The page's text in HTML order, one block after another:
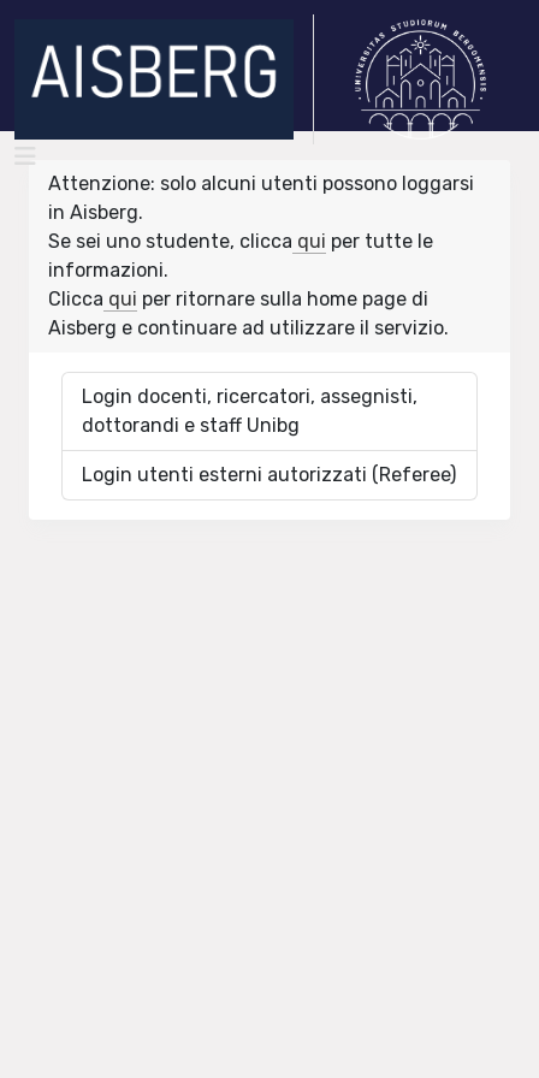
Attenzione: solo alcuni utenti possono loggarsi
in Aisberg.
Se sei uno studente, clicca qui per tutte le
informazioni.
Clicca qui per ritornare sulla home page di
Aisberg e continuare ad utilizzare il servizio.
Login docenti, ricercatori, assegnisti,
dottorandi e staff Unibg
Login utenti esterni autorizzati (Referee)